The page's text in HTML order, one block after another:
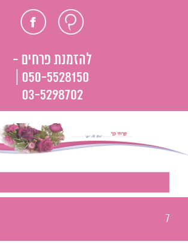
חוות פייסבוק
להזמנת פרחים -
050-5528150 |
03-5298702
7